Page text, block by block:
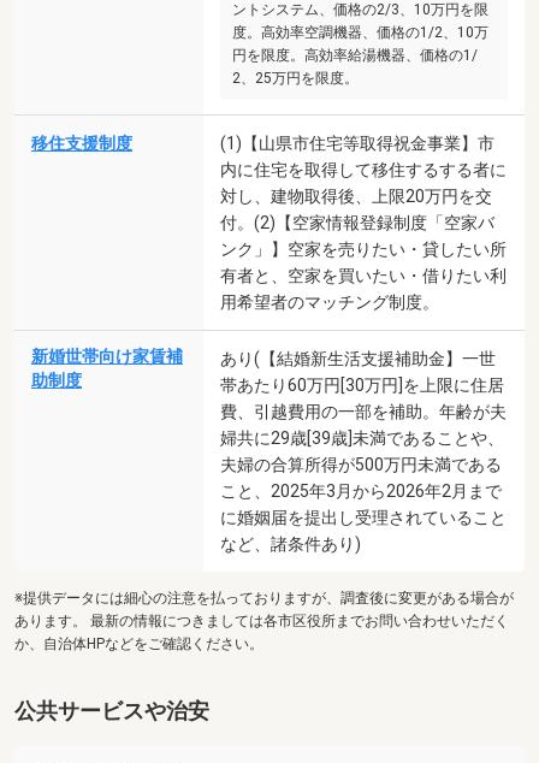
ントシステム、価格の2/3、10万円を限
度。高効率空調機器、価格の1/2、10万
円を限度。高効率給湯機器、価格の1/
2、25万円を限度。
移住支援制度
(1)【山県市住宅等取得祝金事業】市
内に住宅を取得して移住するする者に
対し、建物取得後、上限20万円を交
付。(2)【空家情報登録制度「空家バ
ンク」】空家を売りたい・貸したい所
有者と、空家を買いたい・借りたい利
用希望者のマッチング制度。
新婚世帯向け家賃補
助制度
あり(【結婚新生活支援補助金】一世
帯あたり60万円[30万円]を上限に住居
費、引越費用の一部を補助。年齢が夫
婦共に29歳[39歳]未満であることや、
夫婦の合算所得が500万円未満である
こと、2025年3月から2026年2月まで
に婚姻届を提出し受理されていること
など、諸条件あり)
※提供データには細心の注意を払っておりますが、調査後に変更がある場合が
あります。 最新の情報につきましては各市区役所までお問い合わせいただく
か、自治体HPなどをご確認ください。
公共サービスや治安